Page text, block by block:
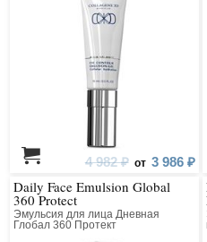
4 982 ₽ от 3 986 ₽
Daily Face Emulsion Global
360 Protect
Эмульсия для лица Дневная
Глобал 360 Протект